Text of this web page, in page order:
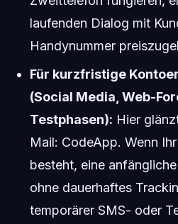
laufenden Dialog mit
Handynummer
Für kurzfristige
(Social Media, Web-
Testphasen): Hier
Mail: CodeApp. Wenn
besteht, eine
ohne dauerhaftes
temporärer SMS- oder